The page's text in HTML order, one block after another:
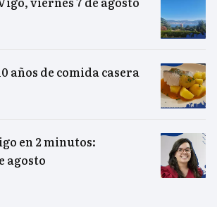
años de comida casera
en 2 minutos:
agosto